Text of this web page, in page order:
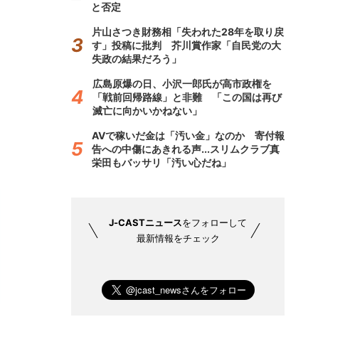
と否定
片山さつき財務相「失われた28年を取り戻
す」投稿に批判 芥川賞作家「自民党の大
失政の結果だろう」
広島原爆の日、小沢一郎氏が高市政権を
「戦前回帰路線」と非難 「この国は再び
滅亡に向かいかねない」
AVで稼いだ金は「汚い金」なのか 寄付報
告への中傷にあきれる声...スリムクラブ真
栄田もバッサリ「汚い心だね」
J-CASTニュースをフォローして
最新情報をチェック